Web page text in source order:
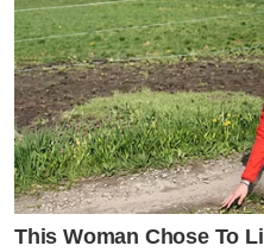
This Woman Chose To